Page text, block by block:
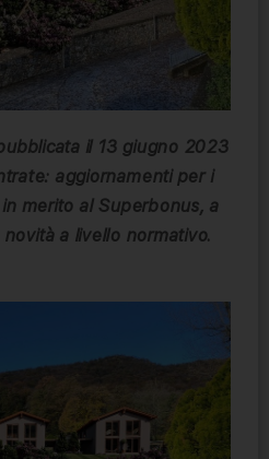
il 13 giugno 2023
aggiornamenti per i
merito al Superbonus, a
a livello normativo.